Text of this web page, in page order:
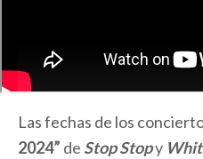
Las fechas de los
2024” de Stop Stopy